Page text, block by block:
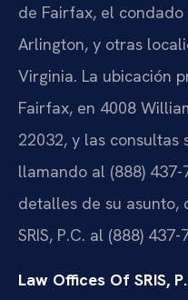
de Fairfax, el
Arlington, y otras
Virginia. La ubicación
Fairfax, en 4008
22032, y las
llamando al (888)
detalles de su asunto,
SRIS, P.C. al (888) 437-
Law Offices Of SRIS,